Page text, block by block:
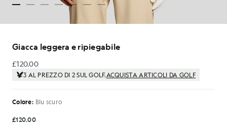
Giacca leggera e ripiegabile
£120.00
£120.00
3 AL PREZZO DI 2 SUL GOLF.ACQUISTA ARTICOLI DA GOLF
Colore: Blu scuro
£120.00